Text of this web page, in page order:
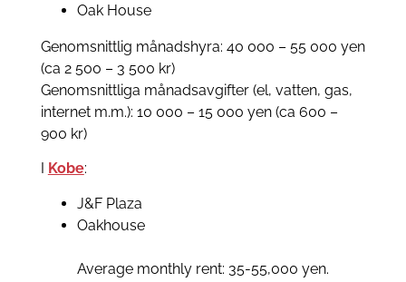
Oak House
Genomsnittlig månadshyra: 40 000 – 55 000 yen
(ca 2 500 – 3 500 kr)
Genomsnittliga månadsavgifter (el, vatten, gas,
internet m.m.): 10 000 – 15 000 yen (ca 600 –
900 kr)
Kobe:
J&F Plaza
Oakhouse
Average monthly rent: 35-55,000 yen.